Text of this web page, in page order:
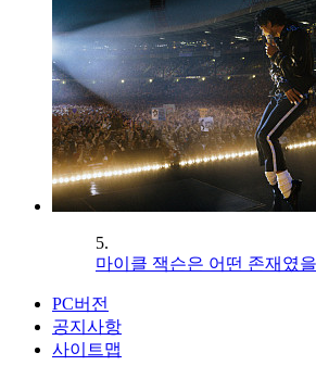
5.
마이클 잭슨은 어떤 존재였
PC버전
공지사항
사이트맵